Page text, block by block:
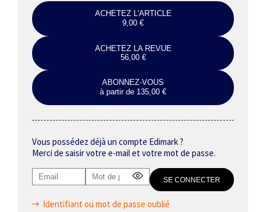
ACHETEZ L'ARTICLE
9,00 €
ACHETEZ LA REVUE
56,00 €
ABONNEZ-VOUS
à partir de 135,00 €
Vous possédez déjà un compte Edimark ?
Merci de saisir votre e-mail et votre mot de passe.
Identifiant ou mot de passe oublié